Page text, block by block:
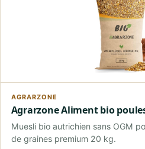
AGRARZONE
Agrarzone Aliment bio
Muesli bio autrichien sans OGM
de graines premium 20 kg.